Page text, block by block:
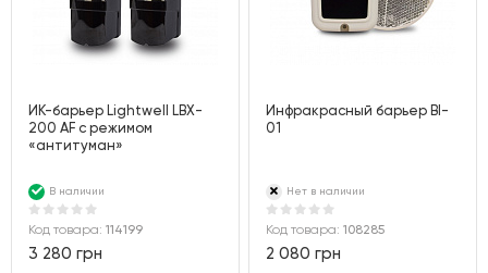
ИК-барьер Lightwell LBX-
200 AF с режимом
«антитуман»
В наличии
Код товара: 114199
3 280 грн
Инфракрасный барьер BI-
01
Нет в наличии
Код товара:108285
2 080 грн